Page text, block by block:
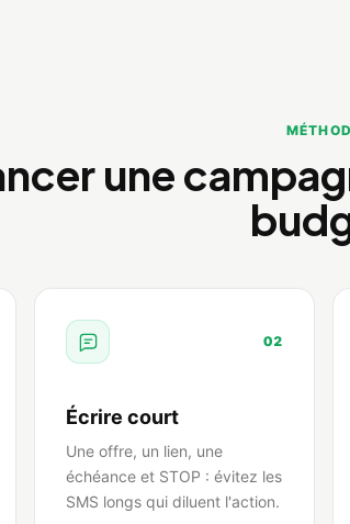
une
02
Écrire court
Une offre, un lien, une
échéance et STOP : évitez les
SMS longs qui diluent l'action.